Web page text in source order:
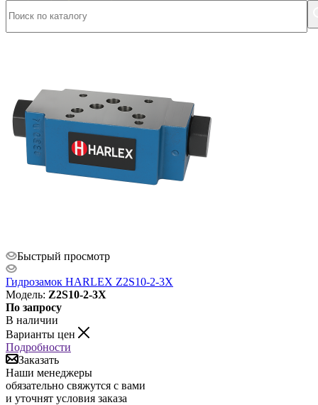
Быстрый просмотр
Гидрозамок HARLEX Z2S10-2-3X
Модель: Z2S10-2-3X
По запросу
В наличии
Варианты цен
Подробности
Заказать
Наши менеджеры
обязательно свяжутся с вами
и уточнят условия заказа